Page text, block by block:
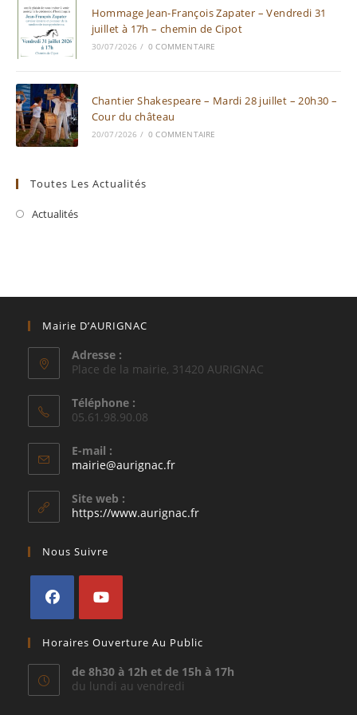
Hommage Jean-François Zapater – Vendredi 31
juillet à 17h – chemin de Cipot
30/07/2026 / 0 COMMENTAIRE
Chantier Shakespeare – Mardi 28 juillet – 20h30 –
Cour du château
20/07/2026 / 0 COMMENTAIRE
Toutes Les Actualités
Actualités
Mairie D’AURIGNAC
Adresse :
Place de la mairie, 31420 AURIGNAC
Téléphone :
05.61.98.90.08
E-mail :
mairie@aurignac.frS’ouvre
application
Site web :
https://www.aurignac.fr
Nous Suivre
dans
un
nouvel
dans
un
nouvel
Horaires Ouverture Au Public
de 8h30 à 12h et de 15h à 17h
du lundi au vendredi